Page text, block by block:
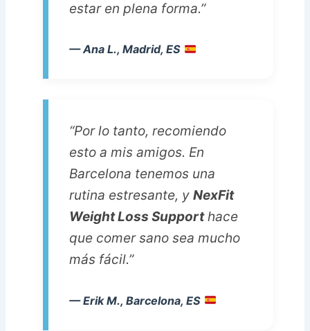
estar en plena forma.”
— Ana L., Madrid, ES
“Por lo tanto, recomiendo
esto a mis amigos. En
Barcelona tenemos una
rutina estresante, yNexFit
Weight Loss Supporthace
que comer sano sea mucho
más fácil.”
— Erik M., Barcelona, ES